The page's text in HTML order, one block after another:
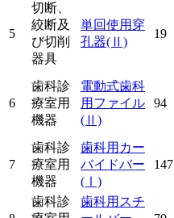
5
切断、
絞断及
び切削
器具
単回使用穿
孔器(Ⅱ)
19
6
歯科診
療室用
機器
電動式歯科
用ファイル
(Ⅱ)
94
7
歯科診
療室用
機器
歯科用カー
バイドバー
(Ⅰ)
147
歯科診
歯科用スチ